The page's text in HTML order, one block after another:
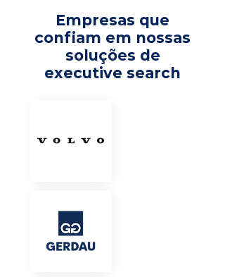
Empresas que
confiam em nossas
soluções de
executive search